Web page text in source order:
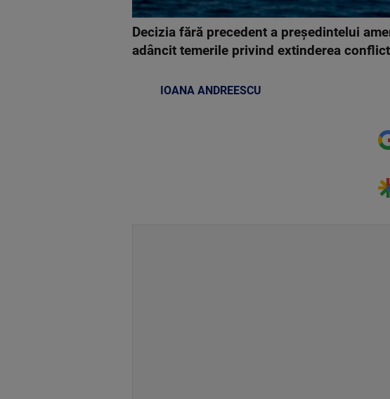
Decizia fără precedent a preşedintelui
adâncit temerile privind extinderea
IOANA ANDREESCU